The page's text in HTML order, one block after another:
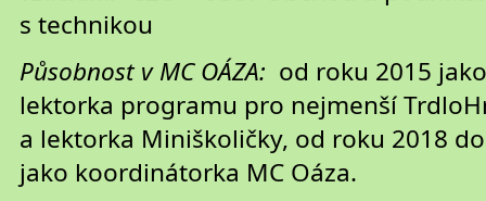
s technikou
Působnost v MC OÁZA: od roku 2015 jako
lektorka programu pro nejmenší
a lektorka Miniškoličky, od roku 2018
jako koordinátorka MC Oáza.